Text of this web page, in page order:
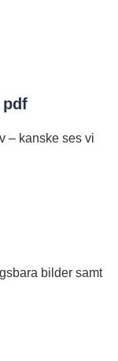
pdf
– kanske ses vi
bilder samt